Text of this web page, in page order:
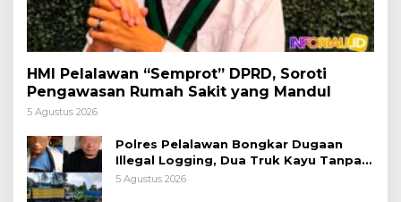
HMI Pelalawan “Semprot” DPRD, Soroti
Pengawasan Rumah Sakit yang Mandul
5 Agustus 2026
Polres Pelalawan Bongkar Dugaan
Illegal Logging, Dua Truk Kayu Tanpa
Dokumen Diamankan
5 Agustus 2026